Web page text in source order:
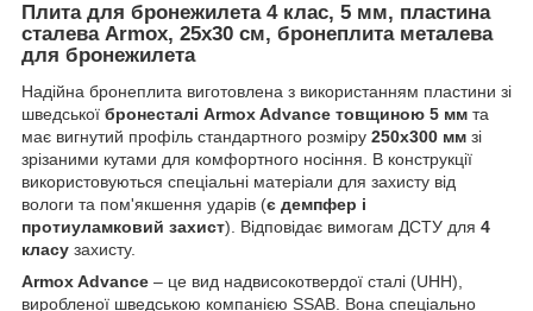
Плита для бронежилета 4 клас, 5 мм, пластина
сталева Armox, 25x30 см, бронеплита металева
для бронежилета
Надійна бронеплита виготовлена з використанням пластини зі
шведської бронесталі Armox Advance товщиною 5 мм та
має вигнутий профіль стандартного розміру 250х300 мм зі
зрізаними кутами для комфортного носіння. В конструкції
використовуються спеціальні матеріали для захисту від
вологи та пом'якшення ударів (є демпфер і
протиуламковий захист). Відповідає вимогам ДСТУ для 4
класу захисту.
Armox Advance – це вид надвисокотвердої сталі (UHH),
виробленої шведською компанією SSAB. Вона спеціально